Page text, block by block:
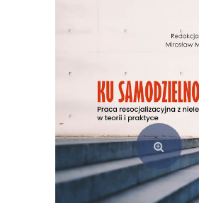
(Z)rozumieć świat. Badania jakościowe w
Dodaj do koszyka